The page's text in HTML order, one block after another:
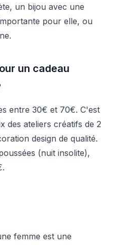
un bijou avec une
pour elle, ou
un cadeau
entre 30€ et 70€. C'est
des ateliers créatifs de 2
design de qualité.
(nuit insolite),
femme est une